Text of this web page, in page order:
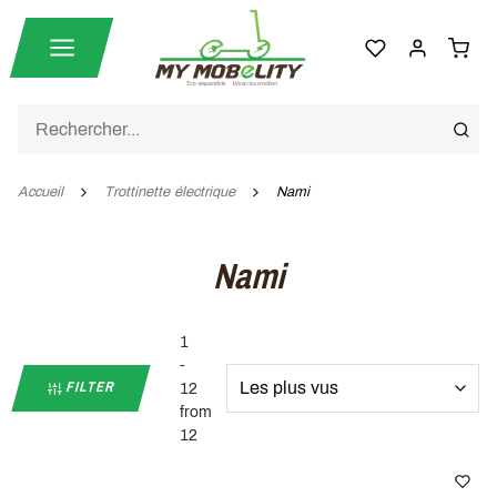
Accueil Trottinette électrique Nami
Nami
FILTER
1
-
12
from
12